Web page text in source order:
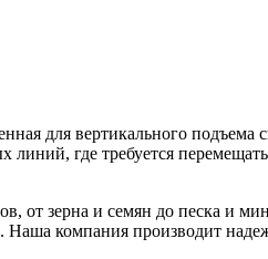
для вертикального
линий, где требуется
от зерна и семян до песка и
Наша компания производит